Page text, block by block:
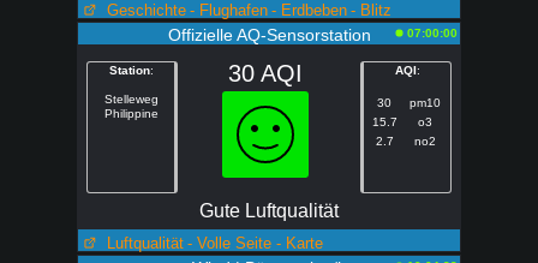
Geschichte - Flughafen - Erdbeben - Blitz
Offizielle AQ-Sensorstation 07:00:00
Station:
Stelleweg
Philippine
30 AQI AQI:
30
pm10
15.7
o3
2.7
no2
Gute Luftqualität
Luftqualität - Volle Seite - Karte